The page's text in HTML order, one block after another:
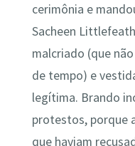
cerimônia e
Sacheen
malcriado (que
de tempo) e
legítima. Brando
protestos, porque
que haviam